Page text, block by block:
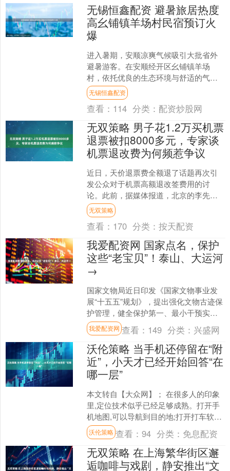
无锡恒鑫配资 避暑旅居热度
高幺铺镇羊场村民宿预订火
爆
进入暑期，安顺凉爽气候吸引大批省外
避暑游客。在安顺经开区幺铺镇羊场
村，依托优良的生态环境与舒适的气
温，乡村民宿迎来入住高峰，不少民宿
一房难求，很多游客提前锁定明....
无锡恒鑫配资
查看： 114 分类： 配资炒股网
无双策略 男子花1.2万买机票
退票被扣8000多元，专家谈
机票退改费为何频惹争议
近日，天价退票费全额退了话题再次引
发公众对于机票高额退改签费用的讨
论。此前，据媒体报道，北京的李先生
计划和家人在6月前往泰国普吉岛度假，
在某第三方订票平台购买了....
无双策略
查看： 170 分类：按天配资
我爱配资网 国家点名，保护
这些“老宝贝”！泰山、大运河
→
国家文物局近日印发《国家文物事业发
展“十五五”规划》，提出强化文物古迹保
护管理，健全保护第一、最小干预实施
路径，更好维护文物古迹的真实性完整
性。如何保护这些“老....
我爱配资网 查看： 149 分类： 兴盛网
沃伦策略 当手机还停留在“附
近”，小天才已经开始回答“在
哪一层”
本文转自【大众网】； 在很多人的印象
里,定位技术似乎已经足够成熟。打开手
机地图,可以导航到目的地;打开打车软件,
可以准确找到上车点;外卖员也能顺利把
餐送到楼下。....
沃伦策略 查看：94 分类： 免息配资
无双策略 在上海繁华街区邂
逅咖啡与戏剧，静安推出“文